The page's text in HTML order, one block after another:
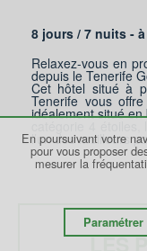
8 jours / 7 nuits -
Relaxez-vous en
depuis le Tenerife
Cet hôtel situé à
Tenerife vous
idéalement situé
l’un des meilleurs
LES
En poursuivant votre
pour vous proposer
mesurer la
Paramétrer